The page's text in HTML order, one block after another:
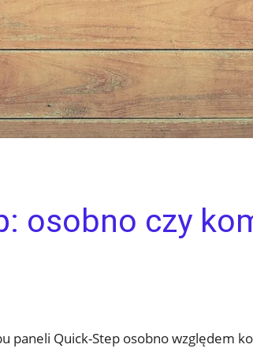
osobno czy
paneli Quick-Step osobno względem